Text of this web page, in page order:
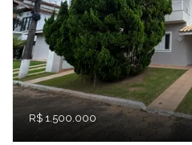
R$ 1.500.000